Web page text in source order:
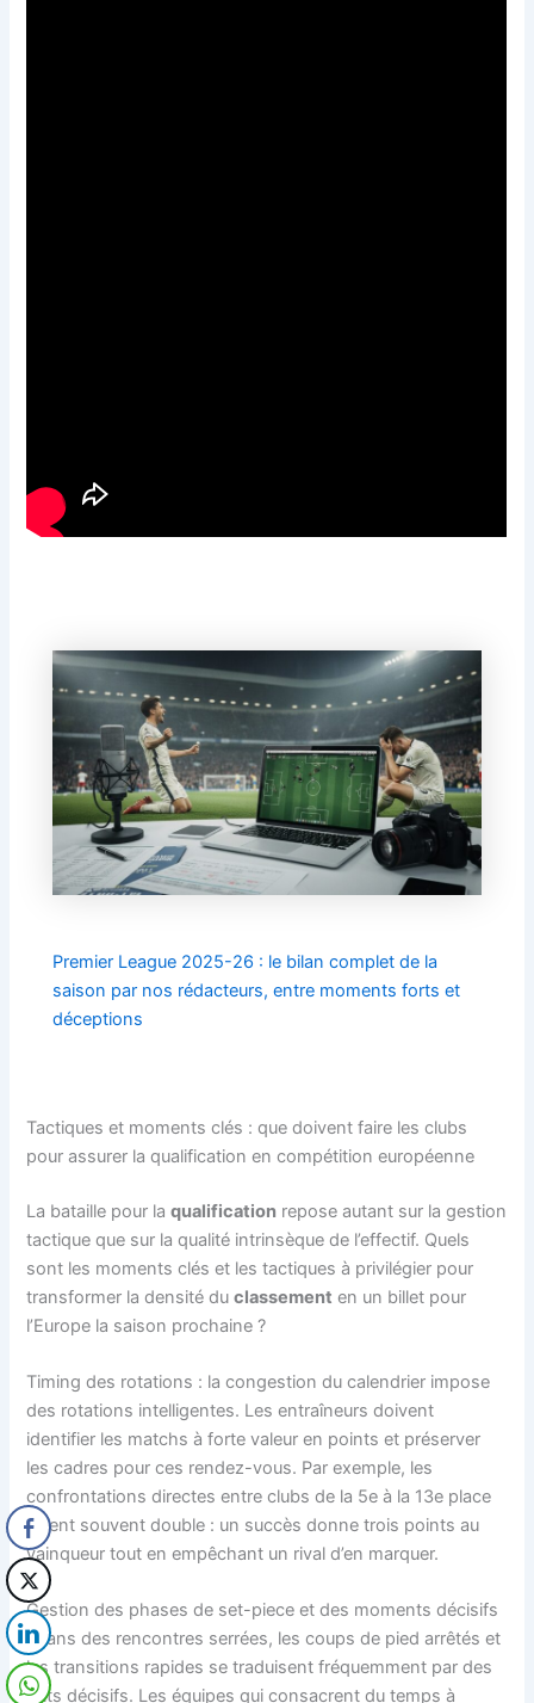
Premier League 2025-26 : le bilan complet de la
saison par nos rédacteurs, entre moments forts et
déceptions
Tactiques et moments clés : que doivent faire les clubs
pour assurer la qualification en compétition européenne
La bataille pour laqualification repose autant sur la gestion
tactique que sur la qualité intrinsèque de l’effectif. Quels
sont les moments clés et les tactiques à privilégier pour
transformer la densité duclassement en un billet pour
l’Europe la saison prochaine ?
Timing des rotations : la congestion du calendrier impose
des rotations intelligentes. Les entraîneurs doivent
identifier les matchs à forte valeur en points et préserver
les cadres pour ces rendez-vous. Par exemple, les
confrontations directes entre clubs de la 5e à la 13e place
valent souvent double : un succès donne trois points au
vainqueur tout en empêchant un rival d’en marquer.
Gestion des phases de set-piece et des moments décisifs
: dans des rencontres serrées, les coups de pied arrêtés et
les transitions rapides se traduisent fréquemment par des
buts décisifs. Les équipes qui consacrent du temps à